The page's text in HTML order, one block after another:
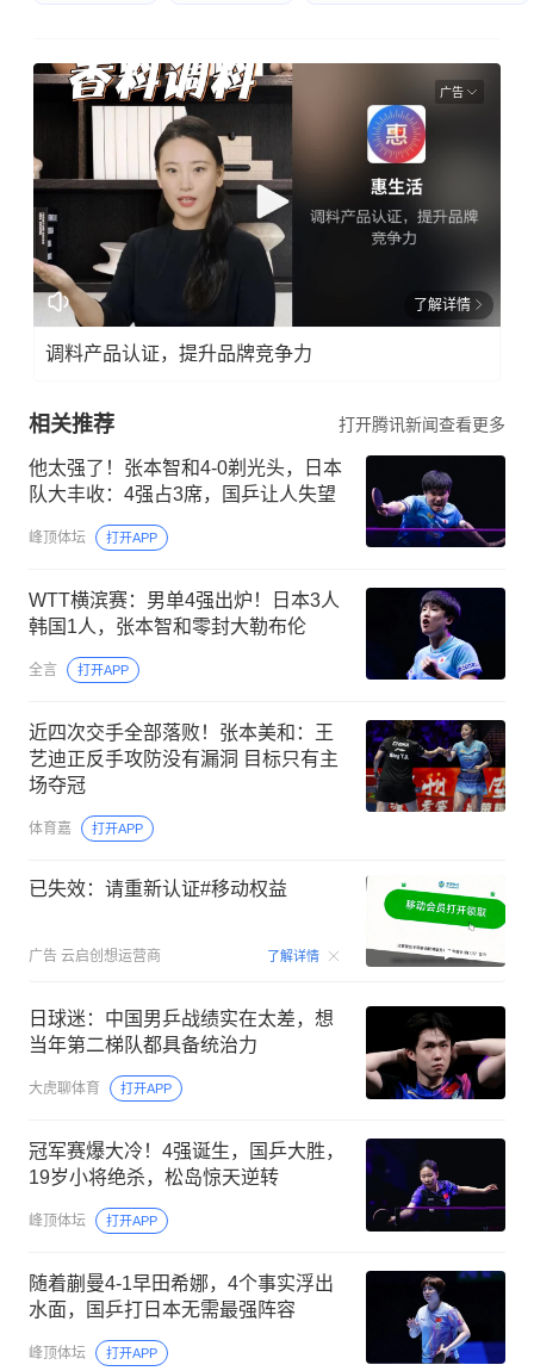
广告
了解详情
调料产品认证，提升品牌竞争力
相关推荐 打开腾讯新闻查看更多
他太强了！张本智和4-0剃光头，日本
队大丰收：4强占3席，国乒让人失望
峰顶体坛 打开APP
WTT横滨赛：男单4强出炉！日本3人
韩国1人，张本智和零封大勒布伦
全言 打开APP
近四次交手全部落败！张本美和：王
艺迪正反手攻防没有漏洞 目标只有主
场夺冠
体育嘉 打开APP
已失效：请重新认证#移动权益
广告 云启创想运营商 了解详情 00:15
日球迷：中国男乒战绩实在太差，想
当年第二梯队都具备统治力
大虎聊体育 打开APP
冠军赛爆大冷！4强诞生，国乒大胜，
19岁小将绝杀，松岛惊天逆转
峰顶体坛 打开APP
随着蒯曼4-1早田希娜，4个事实浮出
水面，国乒打日本无需最强阵容
峰顶体坛 打开APP